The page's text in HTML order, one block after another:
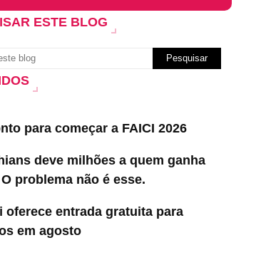
ESTE BLOG
para começar a FAICI 2026
deve milhões a quem ganha
problema não é esse.
oferece entrada gratuita para
em agosto